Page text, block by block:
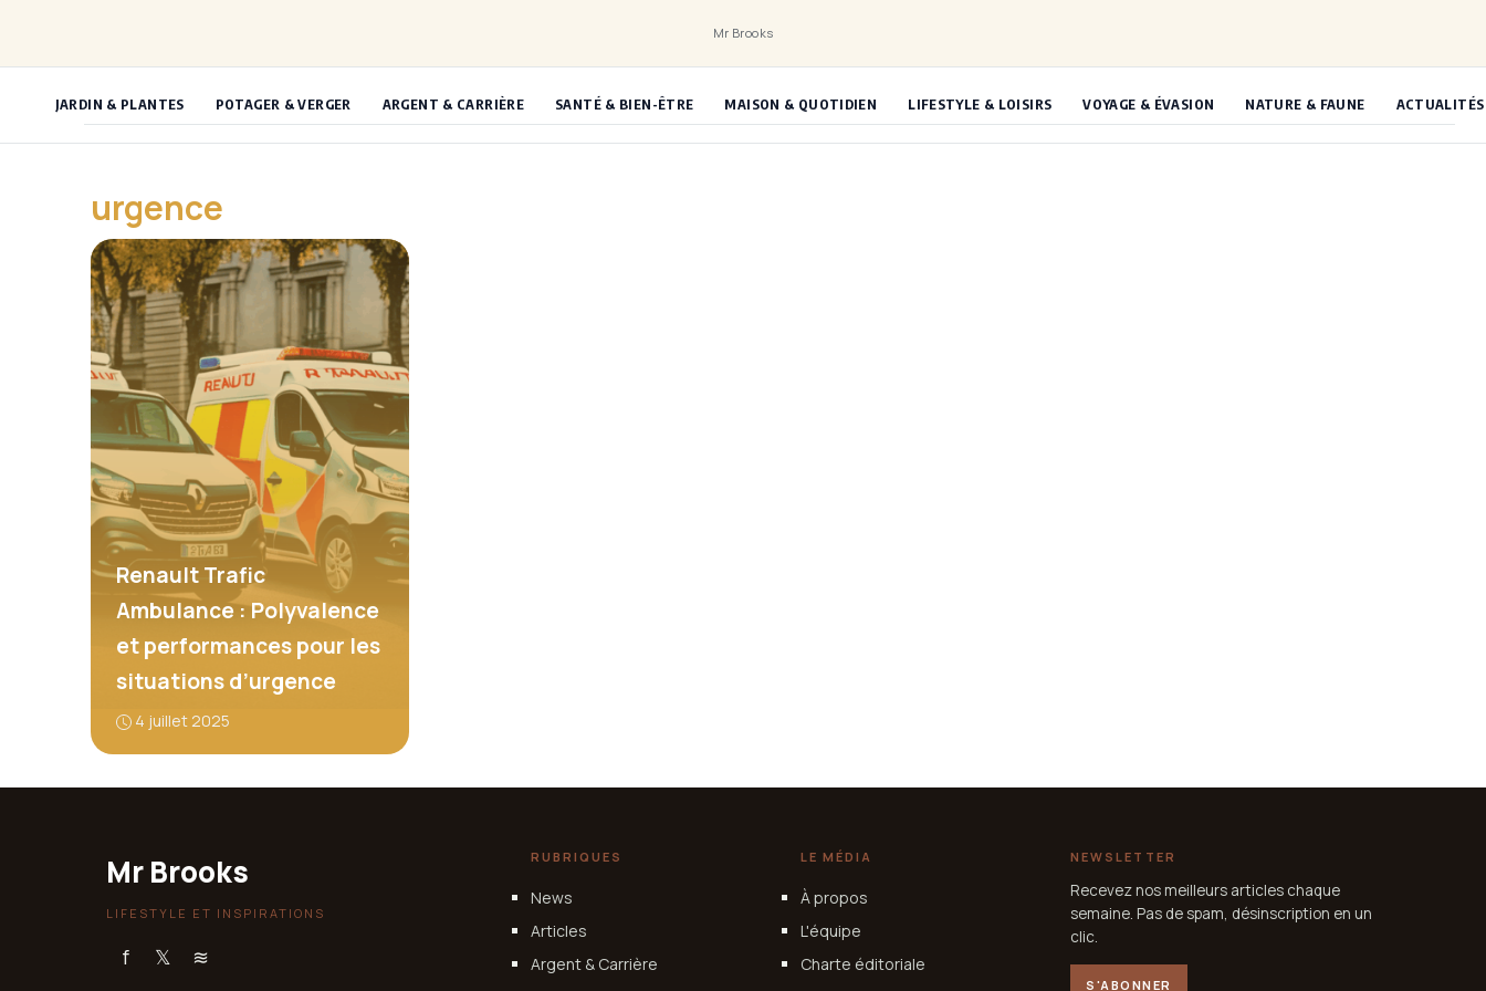
contenu
Mr Brooks
JARDIN & PLANTES POTAGER & VERGER ARGENT & CARRIÈRE SANTÉ & BIEN-ÊTRE MAISON & QUOTIDIEN LIFESTYLE & LOISIRS VOYAGE & ÉVASION NATURE & FAUNE ACTUALITÉS
urgence
Renault Trafic
Ambulance : Polyvalence
et performances pour les
situations d’urgence
4 juillet 2025
Mr Brooks
LIFESTYLE ET INSPIRATIONS
f 𝕏 ≋
RUBRIQUES
News
Articles
Argent & Carrière
LE MÉDIA
À propos
L'équipe
Charte éditoriale
NEWSLETTER
Recevez nos meilleurs articles chaque
semaine. Pas de spam, désinscription en un
clic.
S'ABONNER